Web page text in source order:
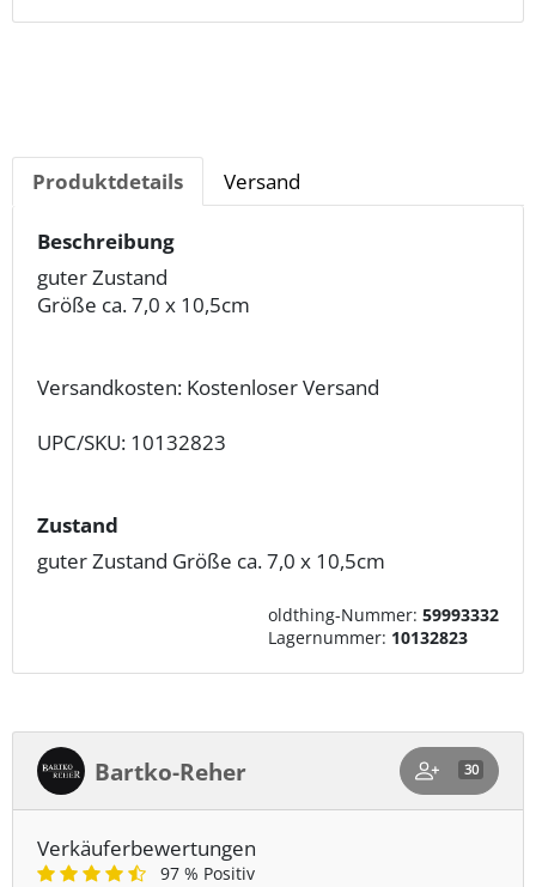
Produktdetails Versand
Beschreibung
guter Zustand
Größe ca. 7,0 x 10,5cm
Versandkosten: Kostenloser Versand
UPC/SKU: 10132823
Zustand
guter Zustand Größe ca. 7,0 x 10,5cm
oldthing-Nummer: 59993332
Lagernummer: 10132823
Bartko-Reher 30
Verkäuferbewertungen
97 % Positiv